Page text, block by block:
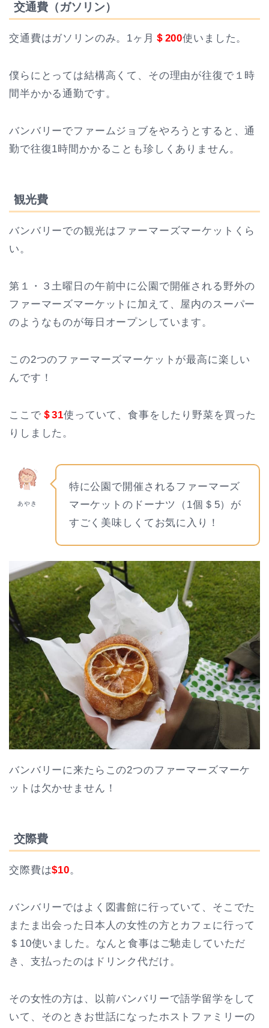
交通費（ガソリン）
交通費はガソリンのみ。1ヶ月 ＄200使いました。
僕らにとっては結構高くて、その理由が往復で１時
間半かかる通勤です。
バンバリーでファームジョブをやろうとすると、通
勤で往復1時間かかることも珍しくありません。
観光費
バンバリーでの観光はファーマーズマーケットくら
い。
第１・３土曜日の午前中に公園で開催される野外の
ファーマーズマーケットに加えて、屋内のスーパー
のようなものが毎日オープンしています。
この2つのファーマーズマーケットが最高に楽しい
んです！
ここで ＄31使っていて、食事をしたり野菜を買った
りしました。
あやき
特に公園で開催されるファーマーズ
マーケットのドーナツ（1個＄5）が
すごく美味しくてお気に入り！
バンバリーに来たらこの2つのファーマーズマーケ
ットは欠かせません！
交際費
交際費は$10。
バンバリーではよく図書館に行っていて、そこでた
またま出会った日本人の女性の方とカフェに行って
＄10使いました。なんと食事はご馳走していただ
き、支払ったのはドリンク代だけ。
その女性の方は、以前バンバリーで語学留学をして
いて、そのときお世話になったホストファミリーの